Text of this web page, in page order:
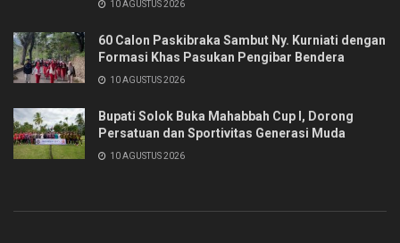
10 AGUSTUS 2026
60 Calon Paskibraka Sambut Ny. Kurniati dengan
Formasi Khas Pasukan Pengibar Bendera
10 AGUSTUS 2026
Bupati Solok Buka Mahabbah Cup I, Dorong
Persatuan dan Sportivitas Generasi Muda
10 AGUSTUS 2026